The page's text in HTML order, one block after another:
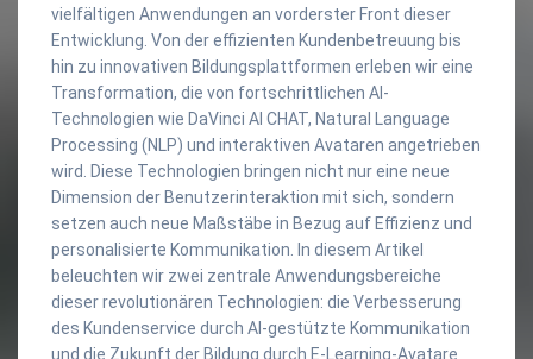
vielfältigen Anwendungen an vorderster Front dieser
Entwicklung. Von der effizienten Kundenbetreuung bis
hin zu innovativen Bildungsplattformen erleben wir eine
Transformation, die von fortschrittlichen AI-
Technologien wie DaVinci AI CHAT, Natural Language
Processing (NLP) und interaktiven Avataren angetrieben
wird. Diese Technologien bringen nicht nur eine neue
Dimension der Benutzerinteraktion mit sich, sondern
setzen auch neue Maßstäbe in Bezug auf Effizienz und
personalisierte Kommunikation. In diesem Artikel
beleuchten wir zwei zentrale Anwendungsbereiche
dieser revolutionären Technologien: die Verbesserung
des Kundenservice durch AI-gestützte Kommunikation
und die Zukunft der Bildung durch E-Learning-Avatare